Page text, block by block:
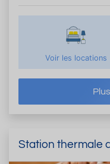
Voir les locations
Station thermale